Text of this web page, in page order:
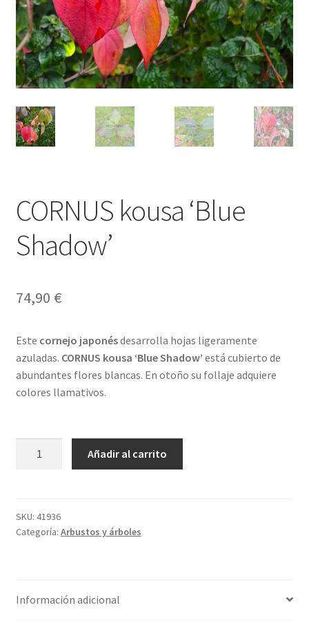
CORNUS kousa ‘Blue
Shadow’
74,90 €
Este cornejo japonésdesarrolla hojas ligeramente
azuladas. CORNUS kousa ‘Blue Shadow’ está cubierto de
abundantes flores blancas. En otoño su follaje adquiere
colores llamativos.
cantidad
Añadir al carrito
SKU: 41936
Categoría: Arbustos y árboles
Información adicional